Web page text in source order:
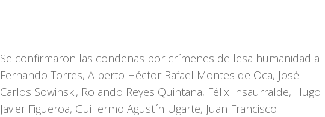
Se confirmaron las condenas por crímenes de lesa humanidad a
Fernando Torres, Alberto Héctor Rafael Montes de Oca, José
Carlos Sowinski, Rolando Reyes Quintana, Félix Insaurralde, Hugo
Javier Figueroa, Guillermo Agustín Ugarte, Juan Francisco